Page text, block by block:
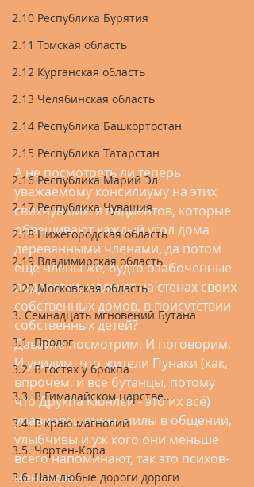
2.10 Республика Бурятия
2.11 Томская область
2.12 Курганская область
2.13 Челябинская область
2.14 Республика Башкортостан
2.15 Республика Татарстан
2.16 Республика Марий Эл
2.17 Республика Чувашия
2.18 Нижегородская область
2.19 Владимирская область
2.20 Московская область
3. Семнадцать мгновений Бутана
3.1. Пролог
3.2. В гостях у брокпа
3.3. В Гималайском царстве...
3.4. В краю магнолий
3.5. Чортен-Кора
3.6. Нам любые дороги дороги
А не посмотреть ли теперь
уважаемому консилиуму на этих
свихнувшихся пациентов, которые
обвешивают каждый угол дома
деревянными членами, да потом
еще члены же, будто озабоченные
подростки, малюют на стенах своих
собственных домов, в присутствии
собственных детей?
Давайте посмотрим. И поговорим.
И увидим, что жители Пунаки (как,
впрочем, и все бутанцы, потому
что Друкпа Кюнлей - это их всё)
уравновешенны, милы в общении,
улыбчивы и уж кого они меньше
всего напоминают, так это психов-
маньяков.